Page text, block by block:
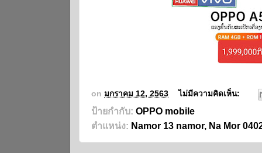
on มกราคม 12, 2563 ไม่มีความคิดเห็น:
ป้ายกำกับ: OPPO mobile
ตำแหน่ง: Namor 13 namor, Na Mor